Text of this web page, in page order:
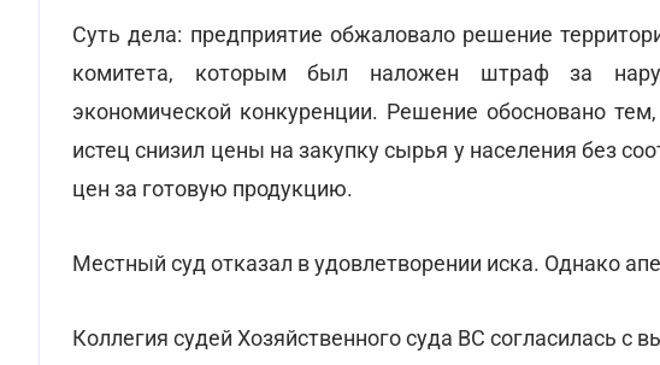
Суть дела: предприятие обжаловало решение
комитета, которым был наложен штраф за
экономической конкуренции. Решение обосновано
истец снизил цены на закупку сырья у населения без
цен за готовую продукцию.
Местный суд отказал в удовлетворении иска. Однако
Коллегия судей Хозяйственного суда ВС согласилась с